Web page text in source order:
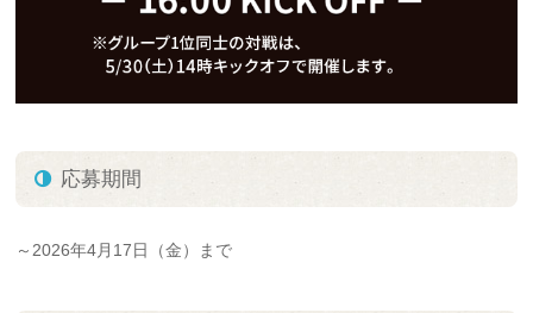
応募期間
～2026年4月17日（金）まで